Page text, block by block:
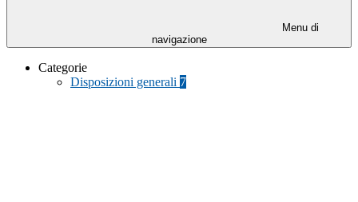
Menu di
navigazione
Categorie
Disposizioni generali 7